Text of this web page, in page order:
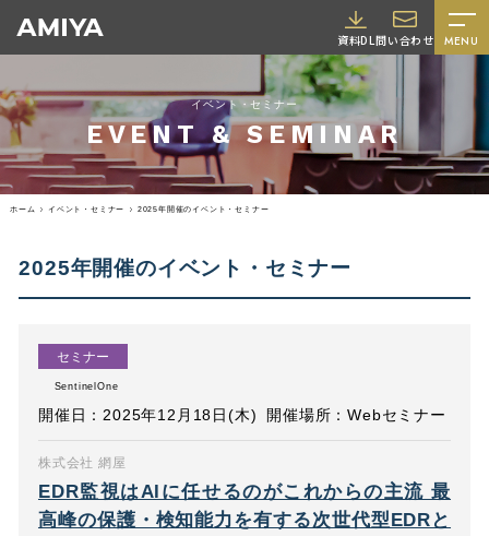
A
I
Y
資料DL問い合わせ MENU
イベント・セミナー
EVENT & SEMINAR
ホーム イベント・セミナー 2025年開催のイベント・セミナー
2025年開催のイベント・セミナー
セミナー
SentinelOne
開催日：2025年12月18日(木) 開催場所：Webセミナー
株式会社 網屋
EDR監視はAIに任せるのがこれからの主流 最
高峰の保護・検知能力を有する次世代型EDRと